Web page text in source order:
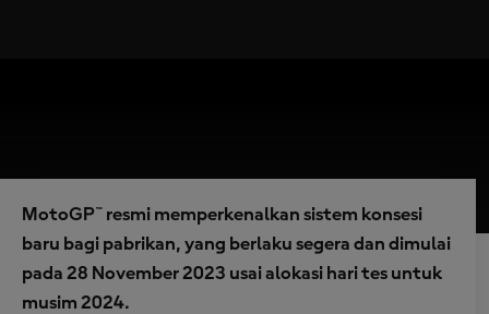
MotoGP™ resmi memperkenalkan sistem konsesi
baru bagi pabrikan, yang berlaku segera dan dimulai
pada 28 November 2023 usai alokasi hari tes untuk
musim 2024.